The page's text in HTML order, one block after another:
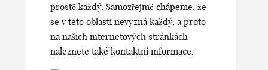
prostě každý. Samozřejmě chápeme, že
se v této oblasti nevyzná každý, a proto
na našich internetových stránkách
naleznete také kontaktní informace.